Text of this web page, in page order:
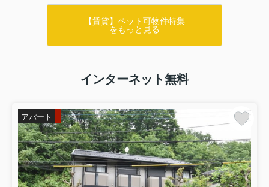
【賃貸】ペット可物件特集
をもっと見る
インターネット無料
アパート